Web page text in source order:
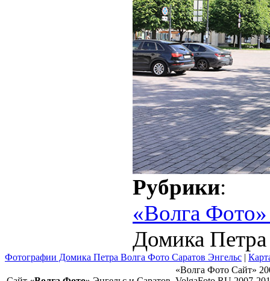
Рубрики:
«Волга
Домика
Фотографии Домика Петра Волга Фото Саратов Энгельс |
«Волга Фото Сайт»